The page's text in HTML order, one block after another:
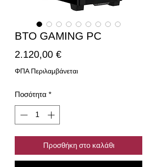
BTO GAMING PC
2.120,00 €Τιμή
ΦΠΑ Περιλαμβάνεται
Ποσότητα *
Προσθήκη στο καλάθι